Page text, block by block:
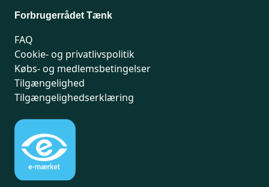
Forbrugerrådet Tænk
FAQ
Cookie- og privatlivspolitik
Købs- og medlemsbetingelser
Tilgængelighed
Tilgængelighedserklæring